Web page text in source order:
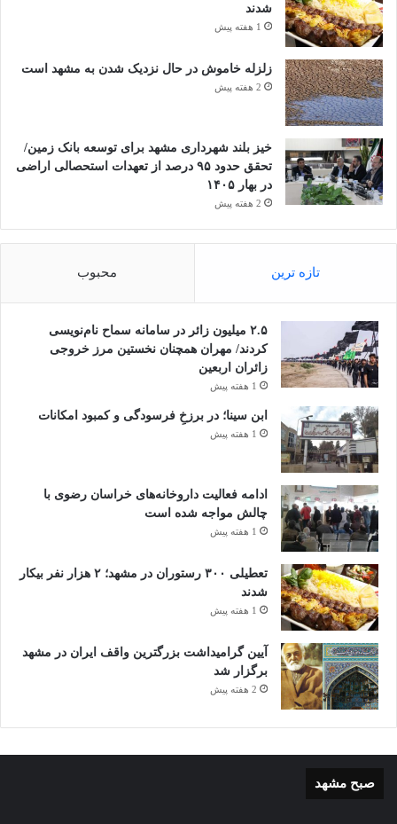
شدند
1 هفته پیش
زلزله خاموش در حال نزدیک شدن به مشهد است
2 هفته پیش
خیز بلند شهرداری مشهد برای توسعه بانک زمین/
تحقق حدود ۹۵ درصد از تعهدات استحصالی اراضی
در بهار ۱۴۰۵
2 هفته پیش
تازه ترین محبوب
۲.۵ میلیون زائر در سامانه سماح نام‌نویسی
کردند/ مهران همچنان نخستین مرز خروجی
زائران اربعین
1 هفته پیش
ابن سینا؛ در برزخِ فرسودگی و کمبود امکانات
1 هفته پیش
ادامه فعالیت داروخانه‌های خراسان رضوی با
چالش مواجه شده است
1 هفته پیش
تعطیلی ۳۰۰ رستوران در مشهد؛ ۲ هزار نفر بیکار
شدند
1 هفته پیش
آیین گرامیداشت بزرگترین واقف ایران در مشهد
برگزار شد
2 هفته پیش
صبح مشهد